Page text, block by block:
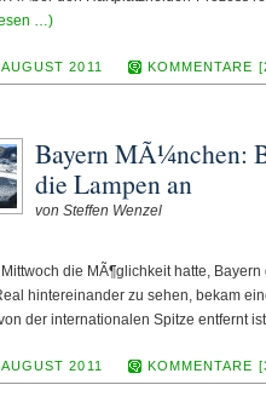
…)
2011 KOMMENTARE
Bayern MÃ¼nchen:
die Lampen an
von Steffen Wenzel
die MÃ¶glichkeit hatte,
hintereinander zu sehen, bekam
der internationalen Spitze entfernt ist
2011 KOMMENTARE